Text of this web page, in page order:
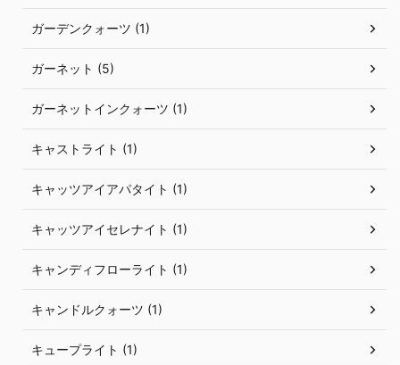
ガーデンクォーツ (1)
ガーネット (5)
ガーネットインクォーツ (1)
キャストライト (1)
キャッツアイアパタイト (1)
キャッツアイセレナイト (1)
キャンディフローライト (1)
キャンドルクォーツ (1)
キュープライト (1)